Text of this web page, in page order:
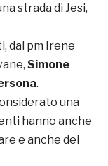
strada di Jesi,
dal pm Irene
Simone
.
una
hanno anche
e anche dei